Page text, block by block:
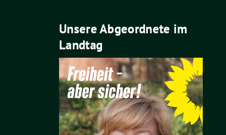
Unsere Abgeordnete im
Landtag